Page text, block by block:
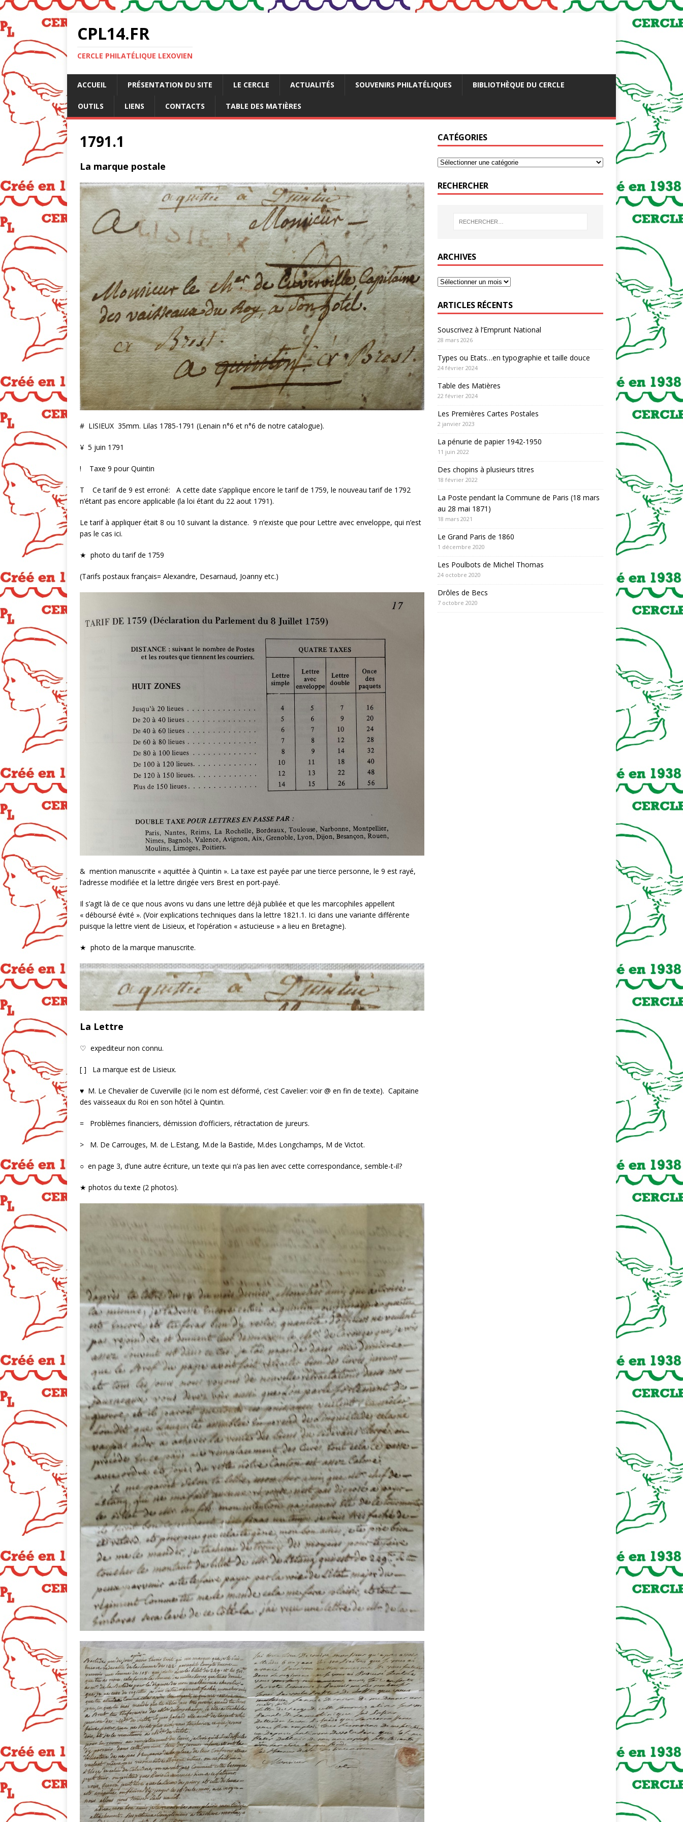
CPL14.FR
CERCLE PHILATÉLIQUE LEXOVIEN
ACCUEIL PRÉSENTATION DU SITE LE CERCLE ACTUALITÉS SOUVENIRS PHILATÉLIQUES BIBLIOTHÈQUE DU CERCLE
OUTILS LIENS CONTACTS TABLE DES MATIÈRES
1791.1
La marque postale
# LISIEUX 35mm. Lilas 1785-1791 (Lenain n°6 et n°6 de notre catalogue).
¥ 5 juin 1791
! Taxe 9 pour Quintin
T Ce tarif de 9 est erroné: A cette date s’applique encore le tarif de 1759, le nouveau tarif de 1792
n’étant pas encore applicable (la loi étant du 22 aout 1791).
Le tarif à appliquer était 8 ou 10 suivant la distance. 9 n’existe que pour Lettre avec enveloppe, qui n’est
pas le cas ici.
★ photo du tarif de 1759
(Tarifs postaux français= Alexandre, Desarnaud, Joanny etc.)
& mention manuscrite « aquittée à Quintin ». La taxe est payée par une tierce personne, le 9 est rayé,
l’adresse modifiée et la lettre dirigée vers Brest en port-payé.
Il s’agit là de ce que nous avons vu dans une lettre déjà publiée et que les marcophiles appellent
« déboursé évité ». (Voir explications techniques dans la lettre 1821.1. Ici dans une variante différente
puisque la lettre vient de Lisieux, et l’opération « astucieuse » a lieu en Bretagne).
★ photo de la marque manuscrite.
La Lettre
♡ expediteur non connu.
[ ] La marque est de Lisieux.
♥ M. Le Chevalier de Cuverville (ici le nom est déformé, c’est Cavelier: voir @ en fin de texte). Capitaine
des vaisseaux du Roi en son hôtel à Quintin.
= Problèmes financiers, démission d’officiers, rétractation de jureurs.
> M. De Carrouges, M. de L.Estang, M.de la Bastide, M.des Longchamps, M de Victot.
○ en page 3, d’une autre écriture, un texte qui n’a pas lien avec cette correspondance, semble-t-il?
★ photos du texte (2 photos).
CATÉGORIES
RECHERCHER
ARCHIVES
ARTICLES RÉCENTS
Souscrivez à l’Emprunt National
28 mars 2026
Types ou Etats…en typographie et taille douce
24 février 2024
Table des Matières
22 février 2024
Les Premières Cartes Postales
2 janvier 2023
La pénurie de papier 1942-1950
11 juin 2022
Des chopins à plusieurs titres
18 février 2022
La Poste pendant la Commune de Paris (18 mars
au 28 mai 1871)
18 mars 2021
Le Grand Paris de 1860
1 décembre 2020
Les Poulbots de Michel Thomas
24 octobre 2020
Drôles de Becs
7 octobre 2020